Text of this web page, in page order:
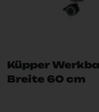
Küpper
Breite 60 cm